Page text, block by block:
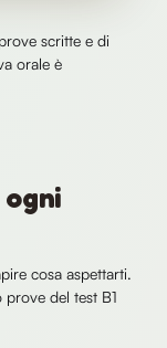
scritte e di
orale è
ogni
cosa aspettarti.
del test B1